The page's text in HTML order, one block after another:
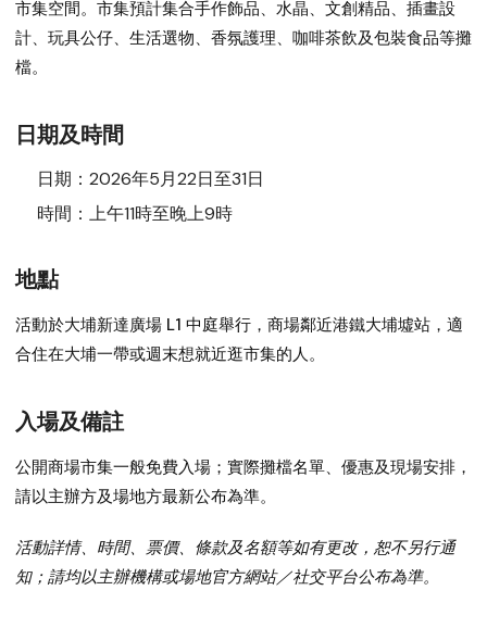
市集空間。市集預計集合手作飾品、水晶、文創精品、插畫設
計、玩具公仔、生活選物、香氛護理、咖啡茶飲及包裝食品等攤
檔。
日期及時間
日期： 2026年5月22日至31日
時間： 上午11時至晚上9時
地點
活動於大埔新達廣場 L1 中庭舉行，商場鄰近港鐵大埔墟站，適
合住在大埔一帶或週末想就近逛市集的人。
入場及備註
公開商場市集一般免費入場；實際攤檔名單、優惠及現場安排，
請以主辦方及場地方最新公布為準。
活動詳情、時間、票價、條款及名額等如有更改，恕不另行通
知；請均以主辦機構或場地官方網站／社交平台公布為準。